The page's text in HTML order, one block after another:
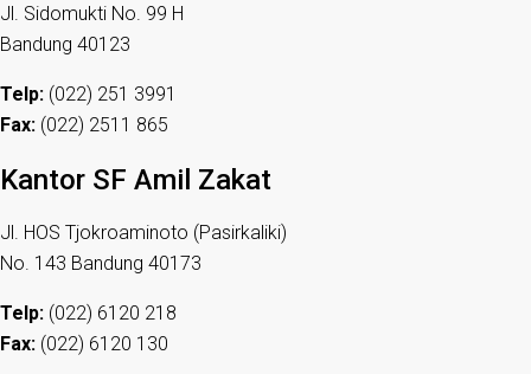
Jl. Sidomukti No. 99 H
Bandung 40123
Telp: (022) 251 3991
Fax: (022) 2511 865
Kantor SF Amil Zakat
Jl. HOS Tjokroaminoto (Pasirkaliki)
No. 143 Bandung 40173
Telp: (022) 6120 218
Fax: (022) 6120 130